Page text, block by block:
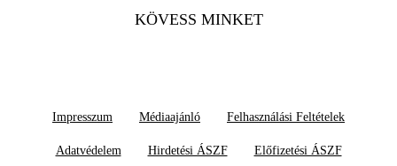
KÖVESS MINKET
Impresszum Médiaajánló Felhasználási Feltételek
Adatvédelem Hirdetési ÁSZF Előfizetési ÁSZF